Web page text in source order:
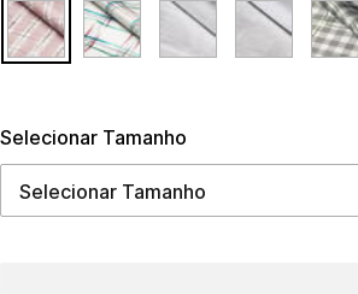
Selecionar Tamanho
selected